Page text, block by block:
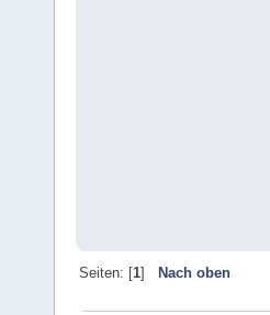
Seiten: [1] Nach oben